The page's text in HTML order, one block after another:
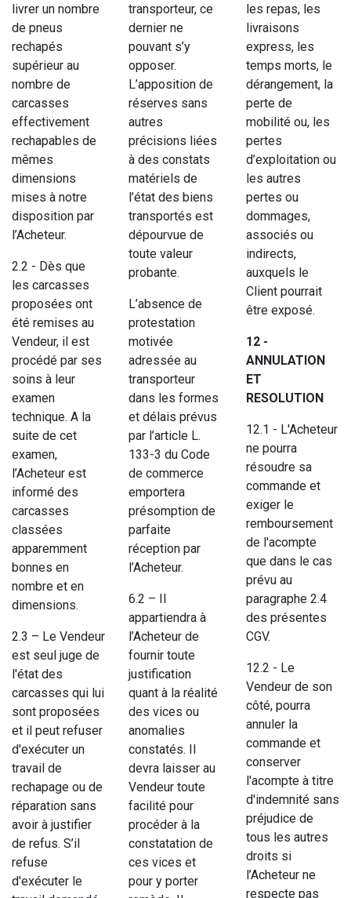
livrer un nombre
de pneus
rechapés
supérieur au
nombre de
carcasses
effectivement
rechapables de
mêmes
dimensions
mises à notre
disposition par
l’Acheteur.
2.2 - Dès que
les carcasses
proposées ont
été remises au
Vendeur, il est
procédé par ses
soins à leur
examen
technique. A la
suite de cet
examen,
l’Acheteur est
informé des
carcasses
classées
apparemment
bonnes en
nombre et en
dimensions.
2.3 – Le Vendeur
est seul juge de
l'état des
carcasses qui lui
sont proposées
et il peut refuser
d'exécuter un
travail de
rechapage ou de
réparation sans
avoir à justifier
de refus. S’il
refuse
d'exécuter le
transporteur, ce
dernier ne
pouvant s’y
opposer.
L’apposition de
réserves sans
autres
précisions liées
à des constats
matériels de
l’état des biens
transportés est
dépourvue de
toute valeur
probante.
L’absence de
protestation
motivée
adressée au
transporteur
dans les formes
et délais prévus
par l’article L.
133-3 du Code
de commerce
emportera
présomption de
parfaite
réception par
l’Acheteur.
6.2 – Il
appartiendra à
l’Acheteur de
fournir toute
justification
quant à la réalité
des vices ou
anomalies
constatés. Il
devra laisser au
Vendeur toute
facilité pour
procéder à la
constatation de
ces vices et
pour y porter
les repas, les
livraisons
express, les
temps morts, le
dérangement, la
perte de
mobilité ou, les
pertes
d’exploitation ou
les autres
pertes ou
dommages,
associés ou
indirects,
auxquels le
Client pourrait
être exposé.
12 -
ANNULATION
ET
RESOLUTION
12.1 - L'Acheteur
ne pourra
résoudre sa
commande et
exiger le
remboursement
de l'acompte
que dans le cas
prévu au
paragraphe 2.4
des présentes
CGV.
12.2 - Le
Vendeur de son
côté, pourra
annuler la
commande et
conserver
l'acompte à titre
d'indemnité sans
préjudice de
tous les autres
droits si
l’Acheteur ne
respecte pas